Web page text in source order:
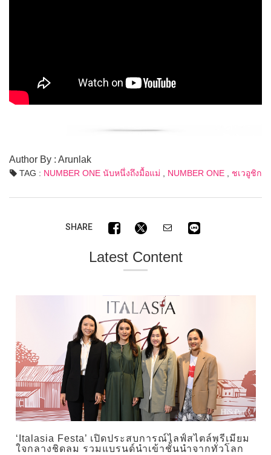
Author By : Arunlak
TAG : NUMBER ONE นับหนึ่งถึงมื้อแม่ NUMBER ONE ชเวอูชิก
SHARE
Latest Content
‘Italasia Festa’ เปิดประสบการณ์ไลฟ์สไตล์พรีเมียม
ใจกลางชิดลม รวมแบรนด์นำเข้าชั้นนำจากทั่วโลก